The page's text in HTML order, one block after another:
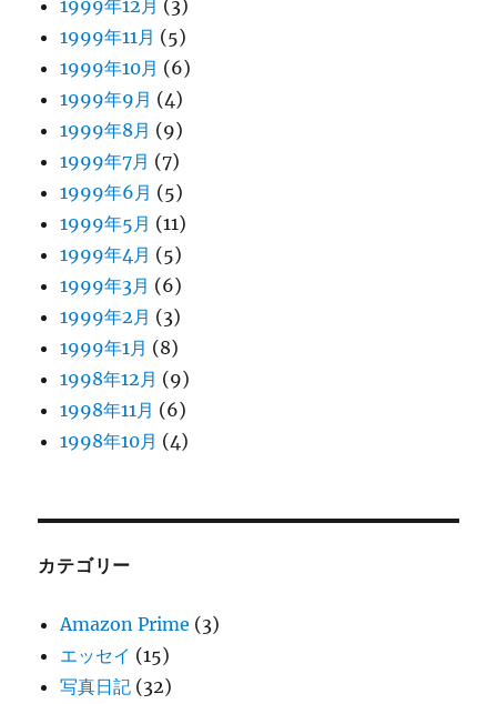
1999年12月 (3)
1999年11月 (5)
1999年10月 (6)
1999年9月 (4)
1999年8月 (9)
1999年7月 (7)
1999年6月 (5)
1999年5月 (11)
1999年4月 (5)
1999年3月 (6)
1999年2月 (3)
1999年1月 (8)
1998年12月 (9)
1998年11月 (6)
1998年10月 (4)
カテゴリー
Amazon Prime (3)
エッセイ (15)
写真日記 (32)